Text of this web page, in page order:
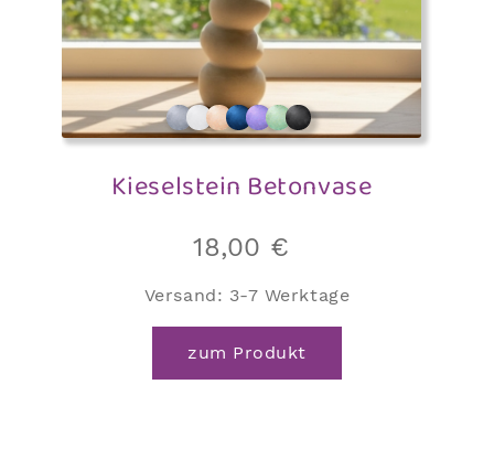
Kieselstein Betonvase
18,00 €
Versand: 3-7 Werktage
zum Produkt